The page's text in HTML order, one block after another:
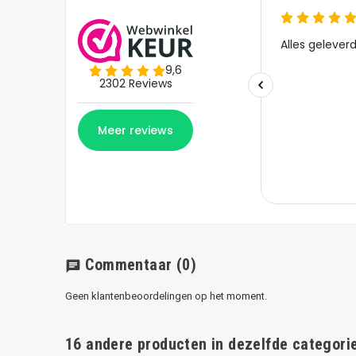
chat Commentaar (0)
Geen klantenbeoordelingen op het moment.
16 andere producten in dezelfde